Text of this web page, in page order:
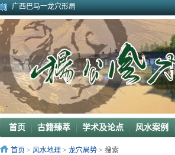
广西巴马一龙穴形局
杨公风水--山形之贵人拱手
2010年9月在广西容县为李喜中的亲戚找到的龙穴图
2023年3月18日广东电白地区一眼相中“猛虎下山”形
2011年4月底在江西丰城地区一农村里断验老阳宅
2011年5月初应福建晋江东家邀请堪察调整阳宅风
2011年5月底应广西玉林地区东家邀请断验堪察阳宅
2011年应广西巴马东家邀请堪察断验阳宅风水吉凶
《葬 书》注 解
广西南宁地区一葬地水聚天心
首页 古籍臻萃 学术及论点 风水案例
首页 > 风水地理 > 龙穴局势 > 搜索